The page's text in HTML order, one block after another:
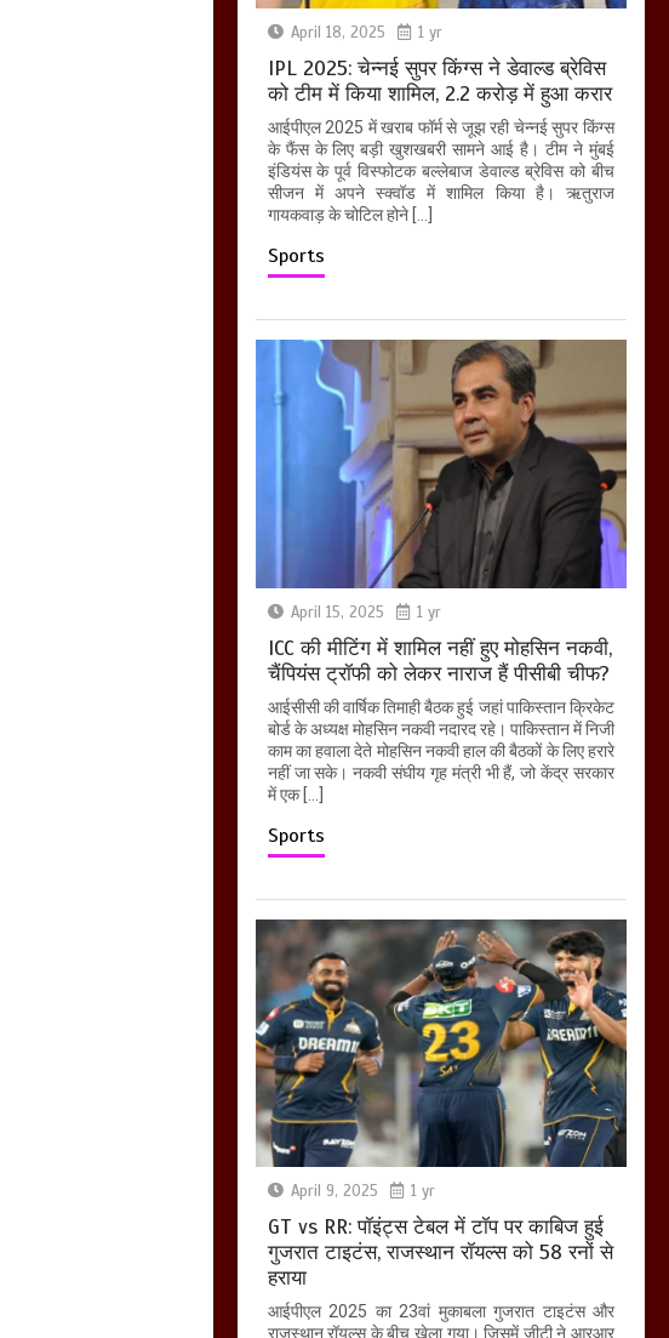
April 18, 2025 1 yr
IPL 2025: चेन्नई सुपर किंग्स ने डेवाल्ड ब्रेविस
को टीम में किया शामिल, 2.2 करोड़ में हुआ करार
आईपीएल 2025 में खराब फॉर्म से जूझ रही चेन्नई सुपर किंग्स
के फैंस के लिए बड़ी खुशखबरी सामने आई है। टीम ने मुंबई
इंडियंस के पूर्व विस्फोटक बल्लेबाज डेवाल्ड ब्रेविस को बीच
सीजन में अपने स्क्वॉड में शामिल किया है। ऋतुराज
गायकवाड़ के चोटिल होने […]
Sports
April 15, 2025 1 yr
ICC की मीटिंग में शामिल नहीं हुए मोहसिन नकवी,
चैंपियंस ट्रॉफी को लेकर नाराज हैं पीसीबी चीफ?
आईसीसी की वार्षिक तिमाही बैठक हुई जहां पाकिस्तान क्रिकेट
बोर्ड के अध्यक्ष मोहसिन नकवी नदारद रहे। पाकिस्तान में निजी
काम का हवाला देते मोहसिन नकवी हाल की बैठकों के लिए हरारे
नहीं जा सके। नकवी संघीय गृह मंत्री भी हैं, जो केंद्र सरकार
में एक […]
Sports
April 9, 2025 1 yr
GT vs RR: पॉइंट्स टेबल में टॉप पर काबिज हुई
गुजरात टाइटंस, राजस्थान रॉयल्स को 58 रनों से
हराया
आईपीएल 2025 का 23वां मुकाबला गुजरात टाइटंस और
राजस्थान रॉयल्स के बीच खेला गया। जिसमें जीटी ने आरआर